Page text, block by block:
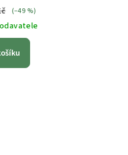
(–49 %)